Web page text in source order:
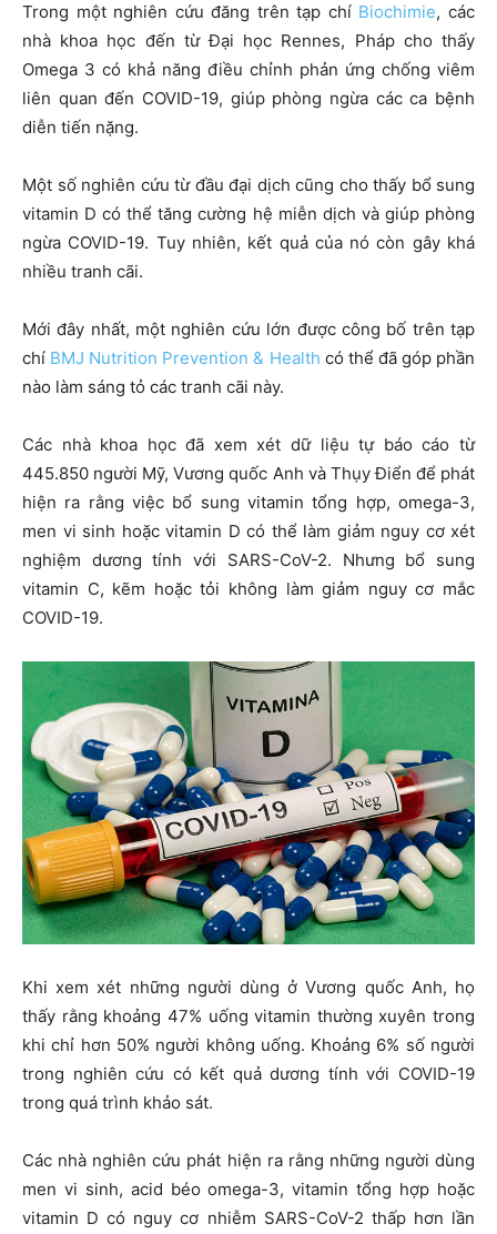
Trong một nghiên cứu đăng trên tạp chí Biochimie, các
nhà khoa học đến từ Đại học Rennes, Pháp cho thấy
Omega 3 có khả năng điều chỉnh phản ứng chống viêm
liên quan đến COVID-19, giúp phòng ngừa các ca bệnh
diễn tiến nặng.
Một số nghiên cứu từ đầu đại dịch cũng cho thấy bổ sung
vitamin D có thể tăng cường hệ miễn dịch và giúp phòng
ngừa COVID-19. Tuy nhiên, kết quả của nó còn gây khá
nhiều tranh cãi.
Mới đây nhất, một nghiên cứu lớn được công bố trên tạp
chí BMJ Nutrition Prevention & Health có thể đã góp phần
nào làm sáng tỏ các tranh cãi này.
Các nhà khoa học đã xem xét dữ liệu tự báo cáo từ
445.850 người Mỹ, Vương quốc Anh và Thụy Điển để phát
hiện ra rằng việc bổ sung vitamin tổng hợp, omega-3,
men vi sinh hoặc vitamin D có thể làm giảm nguy cơ xét
nghiệm dương tính với SARS-CoV-2. Nhưng bổ sung
vitamin C, kẽm hoặc tỏi không làm giảm nguy cơ mắc
COVID-19.
Khi xem xét những người dùng ở Vương quốc Anh, họ
thấy rằng khoảng 47% uống vitamin thường xuyên trong
khi chỉ hơn 50% người không uống. Khoảng 6% số người
trong nghiên cứu có kết quả dương tính với COVID-19
trong quá trình khảo sát.
Các nhà nghiên cứu phát hiện ra rằng những người dùng
men vi sinh, acid béo omega-3, vitamin tổng hợp hoặc
vitamin D có nguy cơ nhiễm SARS-CoV-2 thấp hơn lần